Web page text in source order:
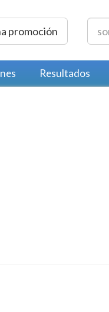
promoción
Resultados